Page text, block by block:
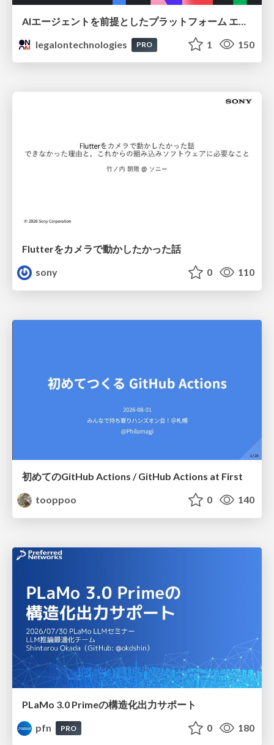
legalontechnologies
PRO 1 150
Flutterをカメラで動かしたかった話
sony
0 110
初めてのGitHub Actions / GitHub Actions at First
tooppoo
0 140
PLaMo 3.0 Primeの構造化出力サポート
pfn
PRO 0 180